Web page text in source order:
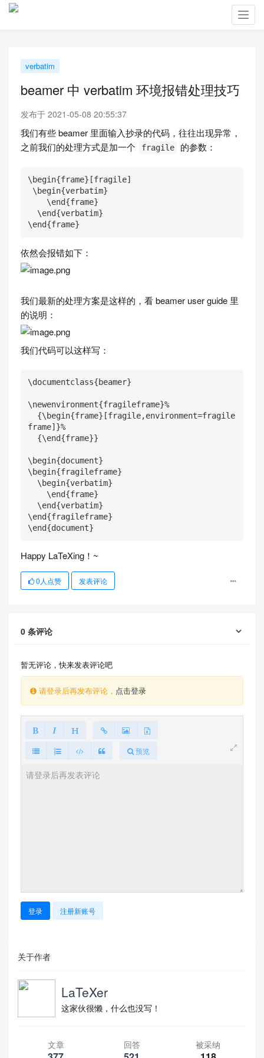
verbatim
beamer 中 verbatim 环境报错处理技巧
发布于 2021-05-08 20:55:37
我们有些 beamer 里面输入抄录的代码，往往出现异常，
之前我们的处理方式是加一个
fragile 的参数：
\begin{frame}[fragile]
\end{frame}
依然会报错如下：
我们最新的处理方案是这样的，看 beamer user guide 里
的说明：
我们代码可以这样写：
\documentclass{beamer}
\newenvironment{fragileframe}%
frame]}%
\begin{document}
\begin{fragileframe}
\end{fragileframe}
\end{document}
Happy LaTeXing！~
0 人点赞 发表评论
0 条评论
暂无评论，快来发表评论吧
请登录后再发布评论， 点击登录
预览
登录 注册新账号
关于作者
LaTeXer
这家伙很懒，什么也没写！
文章 回答 被采纳